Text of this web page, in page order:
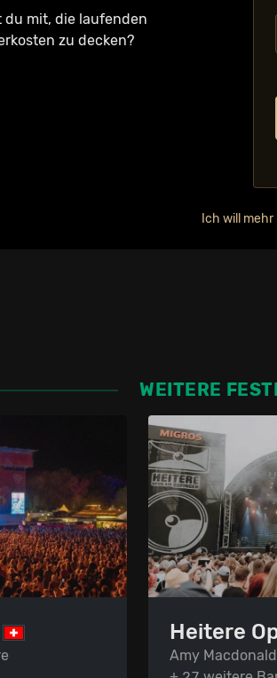
du mit, die laufenden
zu decken?
Ich will
WEITERE
Heitere
Amy Macdonald